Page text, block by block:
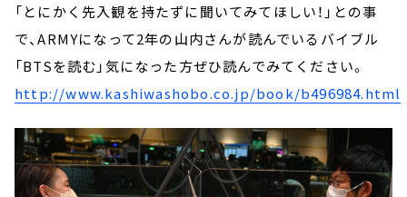
「とにかく先入観を持たずに聞いてみてほしい！」との事
で、ARMYになって2年の山内さんが読んでいるバイブル
「BTSを読む」気になった方ぜひ読んでみてください。
http://www.kashiwashobo.co.jp/book/b496984.html